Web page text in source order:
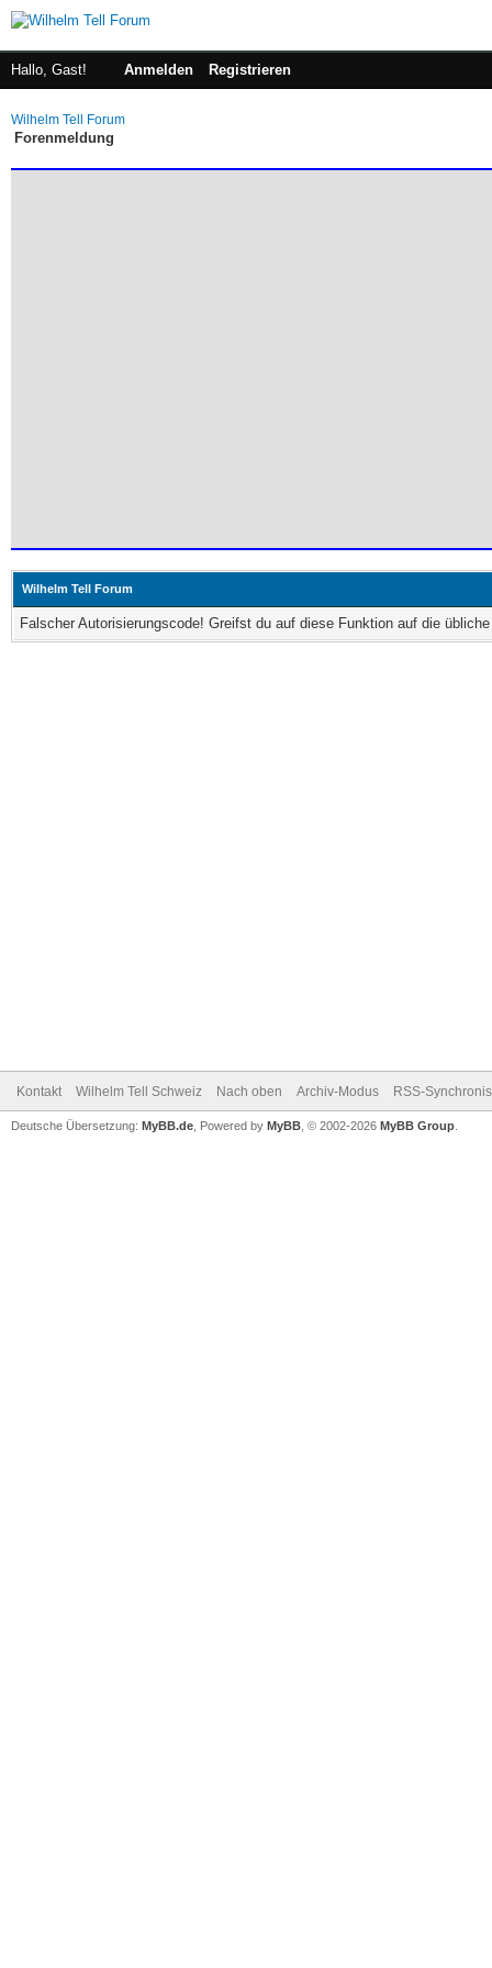
Hallo, Gast! Anmelden Registrieren
Wilhelm Tell Forum
Forenmeldung
Wilhelm Tell Forum
Falscher Autorisierungscode! Greifst du auf diese Funktion auf die
Kontakt Wilhelm Tell Schweiz Nach oben Archiv-Modus RSS-
Deutsche Übersetzung: MyBB.de , Powered by MyBB , © 2002-2026 MyBB Group